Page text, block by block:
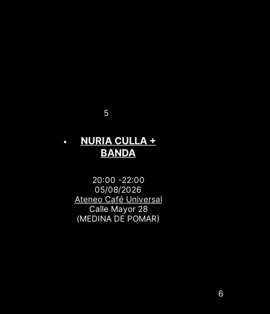
5
NURIA CULLA +
BANDA
20:00 -22:00
05/08/2026
Ateneo Café Universal
Calle Mayor 28
(MEDINA DE POMAR)
6